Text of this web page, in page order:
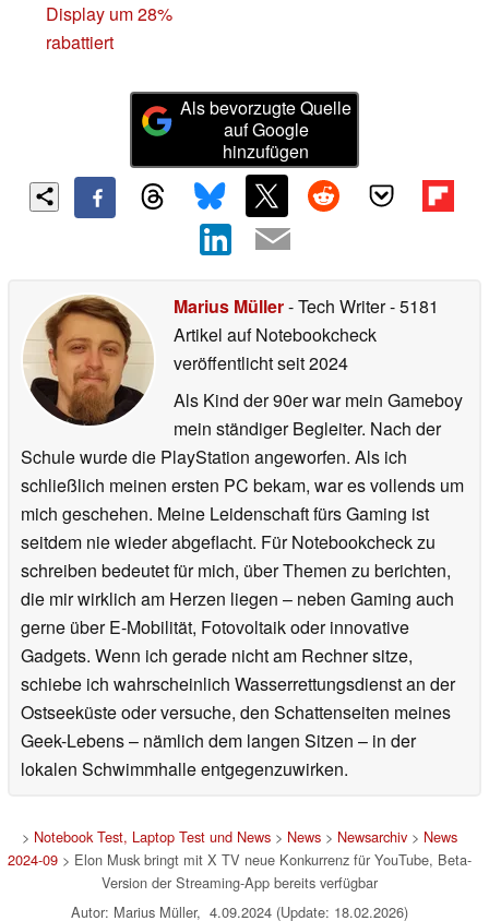
Display um 28%
rabattiert
Als bevorzugte Quelle
auf Google
hinzufügen
Marius Müller- Tech Writer- 5181
Artikel auf Notebookcheck
veröffentlichtseit 2024
Als Kind der 90er war mein Gameboy
mein ständiger Begleiter. Nach der
Schule wurde die PlayStation angeworfen. Als ich
schließlich meinen ersten PC bekam, war es vollends um
mich geschehen. Meine Leidenschaft fürs Gaming ist
seitdem nie wieder abgeflacht. Für Notebookcheck zu
schreiben bedeutet für mich, über Themen zu berichten,
die mir wirklich am Herzen liegen – neben Gaming auch
gerne über E-Mobilität, Fotovoltaik oder innovative
Gadgets. Wenn ich gerade nicht am Rechner sitze,
schiebe ich wahrscheinlich Wasserrettungsdienst an der
Ostseeküste oder versuche, den Schattenseiten meines
Geek-Lebens – nämlich dem langen Sitzen – in der
lokalen Schwimmhalle entgegenzuwirken.
> Notebook Test, Laptop Test und News> News> Newsarchiv> News
2024-09> Elon Musk bringt mit X TV neue Konkurrenz für YouTube, Beta-
Version der Streaming-App bereits verfügbar
Autor: Marius Müller, 4.09.2024 (Update: 18.02.2026)